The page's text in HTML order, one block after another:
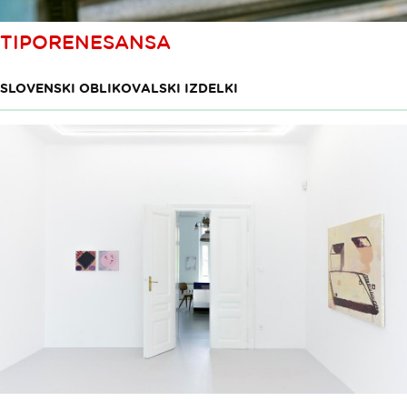
TIPORENESANSA
SLOVENSKI OBLIKOVALSKI IZDELKI